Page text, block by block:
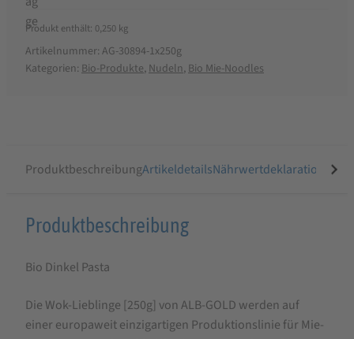
Produkt enthält: 0,250 kg
Artikelnummer: AG-30894-1x250g
Kategorien: Bio-Produkte,Nudeln,Bio Mie-Noodles
ProduktbeschreibungArtikeldetailsNährwertdeklaration
Produktbeschreibung
ALB-
GOLD
Bio
Produktbeschreibung
Bio Dinkel Pasta
Die Wok-Lieblinge [250g] von ALB-GOLD werden auf
einer europaweit einzigartigen Produktionslinie für Mie-